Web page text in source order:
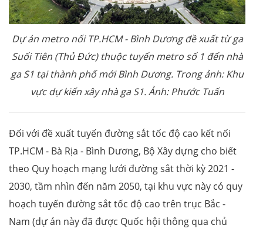
Dự án metro nối TP.HCM - Bình Dương đề xuất từ ga
Suối Tiên (Thủ Đức) thuộc tuyến metro số 1 đến nhà
ga S1 tại thành phố mới Bình Dương. Trong ảnh: Khu
vực dự kiến xây nhà ga S1. Ảnh: Phước Tuấn
Đối với đề xuất tuyến đường sắt tốc độ cao kết nối
TP.HCM - Bà Rịa - Bình Dương, Bộ Xây dựng cho biết
theo Quy hoạch mạng lưới đường sắt thời kỳ 2021 -
2030, tầm nhìn đến năm 2050, tại khu vực này có quy
hoạch tuyến đường sắt tốc độ cao trên trục Bắc -
Nam (dự án này đã được Quốc hội thông qua chủ